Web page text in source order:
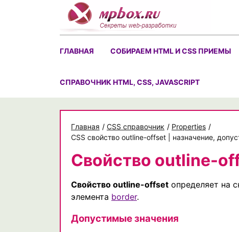
ГЛАВНАЯ СОБИРАЕМ HTML И CSS ПРИЕМЫ
CПРАВОЧНИК HTML, CSS, JAVASCRIPT
Главная / CSS справочник / Properties /
CSS свойство outline-offset | назначение,
Свойство outline-
Свойство outline-offset определяет на
элемента border.
Допустимые значения